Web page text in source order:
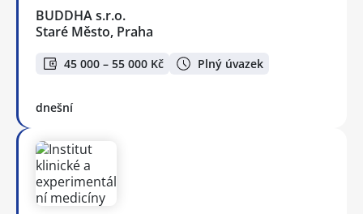
BUDDHA s.r.o.
Staré Město, Praha
45 000 – 55 000 Kč Plný úvazek
dnešní